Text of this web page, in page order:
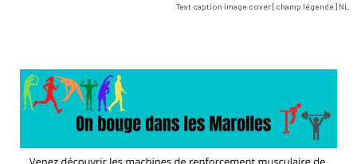
Test caption image cover [champ légende] NL